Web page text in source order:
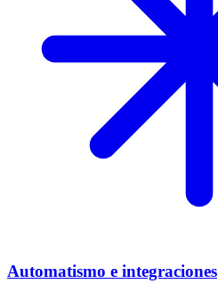
Automatismo e integraciones